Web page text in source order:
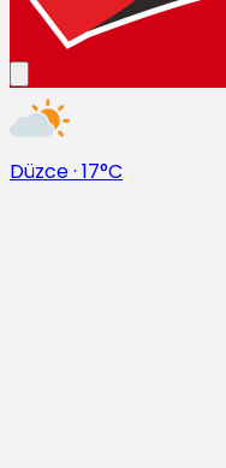
Düzce· 17°C